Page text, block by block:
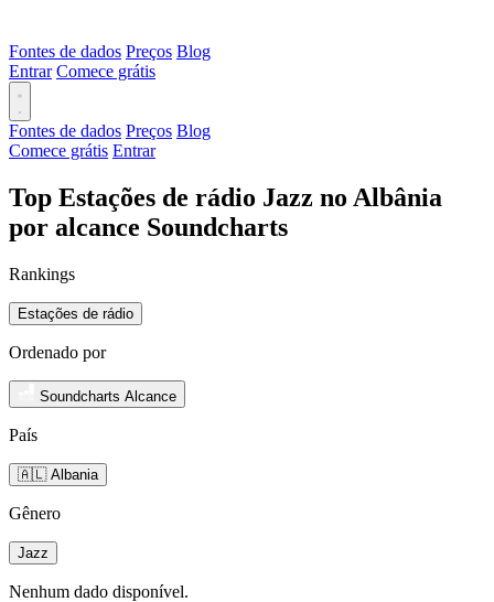
Fontes de dados Preços Blog
Entrar Comece grátis
Fontes de dados Preços Blog
Comece grátis Entrar
Top Estações de rádio Jazz no Albânia
por alcance Soundcharts
Rankings
Estações de rádio
Ordenado por
Soundcharts Alcance
País
🇦🇱 Albania
Gênero
Jazz
Nenhum dado disponível.